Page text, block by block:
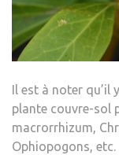
Il est à noter qu’il
plante couvre-sol
macrorrhizum,
Ophiopogons, etc.